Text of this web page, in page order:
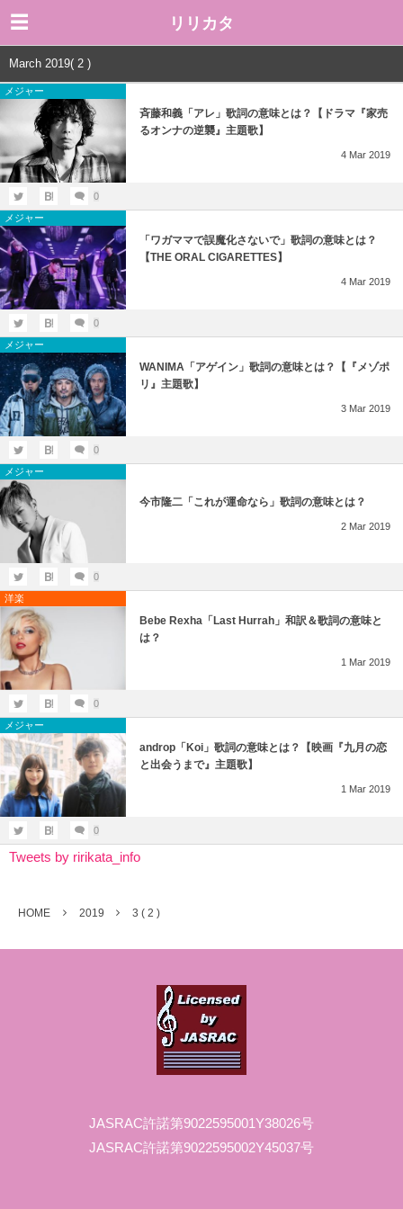
リリカタ
March 2019( 2 )
メジャー
斉藤和義「アレ」歌詞の意味とは？【ドラマ『家売
るオンナの逆襲』主題歌】
4 Mar 2019
0
メジャー
「ワガママで誤魔化さないで」歌詞の意味とは？
【THE ORAL CIGARETTES】
4 Mar 2019
0
メジャー
WANIMA「アゲイン」歌詞の意味とは？【『メゾポ
リ』主題歌】
3 Mar 2019
0
メジャー
今市隆二「これが運命なら」歌詞の意味とは？
2 Mar 2019
0
洋楽
Bebe Rexha「Last Hurrah」和訳＆歌詞の意味と
は？
1 Mar 2019
0
メジャー
androp「Koi」歌詞の意味とは？【映画『九月の恋
と出会うまで』主題歌】
1 Mar 2019
0
Tweets by ririkata_info
HOME 2019 3 ( 2 )
JASRAC許諾第9022595001Y38026号
JASRAC許諾第9022595002Y45037号